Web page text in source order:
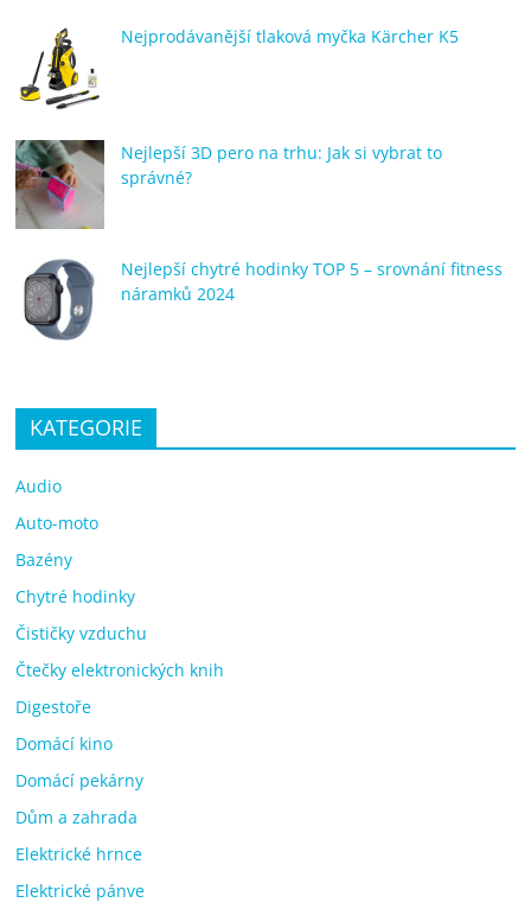
Nejprodávanější tlaková myčka Kärcher K5
Nejlepší 3D pero na trhu: Jak si vybrat to
správné?
Nejlepší chytré hodinky TOP 5 – srovnání fitness
náramků 2024
KATEGORIE
Audio
Auto-moto
Bazény
Chytré hodinky
Čističky vzduchu
Čtečky elektronických knih
Digestoře
Domácí kino
Domácí pekárny
Dům a zahrada
Elektrické hrnce
Elektrické pánve